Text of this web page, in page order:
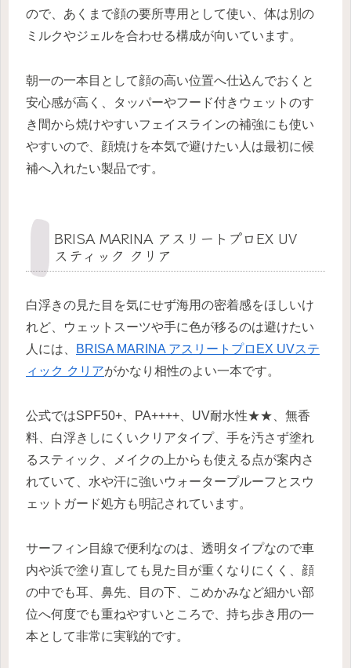
ので、あくまで顔の要所専用として使い、体は別の
ミルクやジェルを合わせる構成が向いています。
朝一の一本目として顔の高い位置へ仕込んでおくと
安心感が高く、タッパーやフード付きウェットのす
き間から焼けやすいフェイスラインの補強にも使い
やすいので、顔焼けを本気で避けたい人は最初に候
補へ入れたい製品です。
BRISA MARINA アスリートプロEX UV
スティック クリア
白浮きの見た目を気にせず海用の密着感をほしいけ
れど、ウェットスーツや手に色が移るのは避けたい
人には、
BRISA MARINA アスリートプロEX UVステ
ィック クリアがかなり相性のよい一本です。
公式ではSPF50+、PA++++、UV耐水性★★、無香
料、白浮きしにくいクリアタイプ、手を汚さず塗れ
るスティック、メイクの上からも使える点が案内さ
れていて、水や汗に強いウォータープルーフとスウ
ェットガード処方も明記されています。
サーフィン目線で便利なのは、透明タイプなので車
内や浜で塗り直しても見た目が重くなりにくく、顔
の中でも耳、鼻先、目の下、こめかみなど細かい部
位へ何度でも重ねやすいところで、持ち歩き用の一
本として非常に実戦的です。